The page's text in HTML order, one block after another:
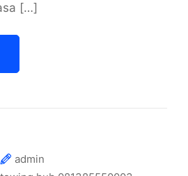
[…]
admin